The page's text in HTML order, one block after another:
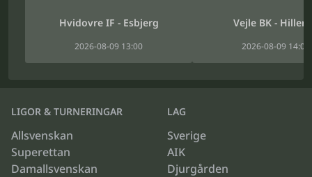
Hvidovre IF - Esbjerg
2026-08-09 13:00
Vejle BK -
2026-08-09 14:00
LIGOR & TURNERINGAR
Allsvenskan
Superettan
Damallsvenskan
LAG
Sverige
AIK
Djurgården